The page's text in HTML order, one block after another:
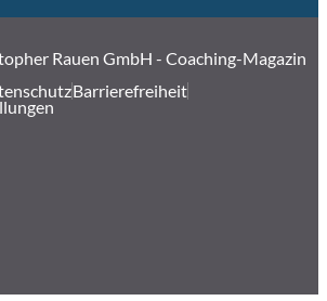
Rauen GmbH - Coaching-Magazin
Barrierefreiheit